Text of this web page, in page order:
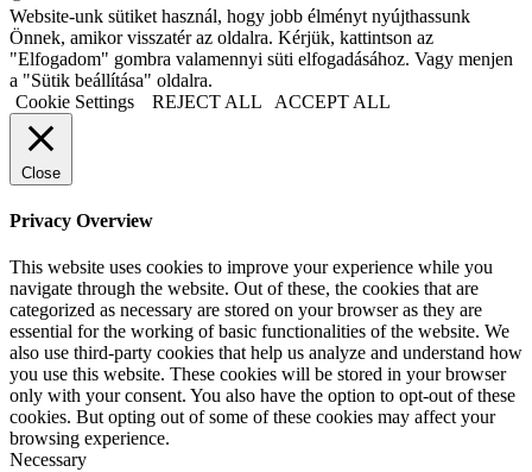
Website-unk sütiket használ, hogy jobb élményt nyújthassunk
Önnek, amikor visszatér az oldalra. Kérjük, kattintson az
"Elfogadom" gombra valamennyi süti elfogadásához. Vagy menjen
a "Sütik beállítása" oldalra.
Cookie Settings
REJECT ALL ACCEPT ALL
Close
Privacy Overview
This website uses cookies to improve your experience while you
navigate through the website. Out of these, the cookies that are
categorized as necessary are stored on your browser as they are
essential for the working of basic functionalities of the website. We
also use third-party cookies that help us analyze and understand how
you use this website. These cookies will be stored in your browser
only with your consent. You also have the option to opt-out of these
cookies. But opting out of some of these cookies may affect your
browsing experience.
Necessary